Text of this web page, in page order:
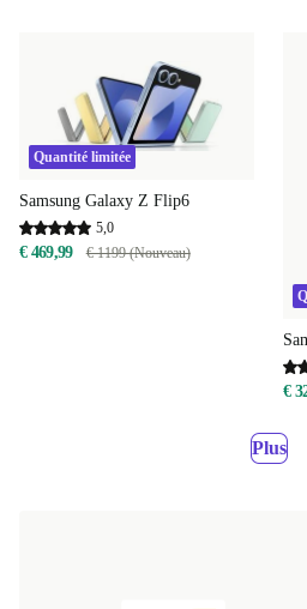
Quantité limitée
Samsung Galaxy Z Flip6
5,0
€ 469,99 € 1199 (Nouveau)
€
Plus